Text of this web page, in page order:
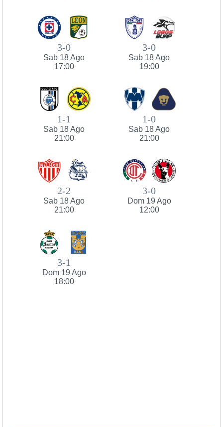
3-0
Sab 18 Ago
17:00
3-0
Sab 18 Ago
19:00
1-1
Sab 18 Ago
21:00
1-0
Sab 18 Ago
21:00
2-2
Sab 18 Ago
21:00
3-0
Dom 19 Ago
12:00
3-1
Dom 19 Ago
18:00